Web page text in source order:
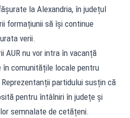
la Alexandria, în județul
formațiunii să își continue
verii.
AUR nu vor intra în vacanță
în comunitățile locale pentru
partidului susțin că
pentru întâlniri în județe și
semnalate de cetățeni.